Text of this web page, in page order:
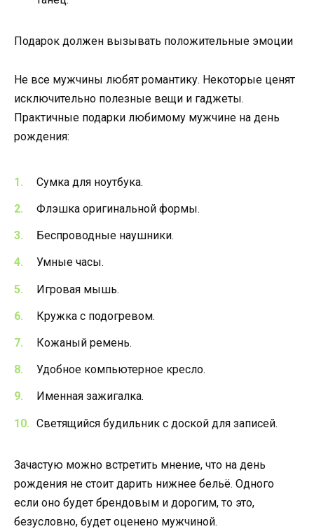
Подарок должен вызывать положительные эмоции
Не все мужчины любят романтику. Некоторые ценят
исключительно полезные вещи и гаджеты.
Практичные подарки любимому мужчине на день
рождения:
Сумка для ноутбука.
Флэшка оригинальной формы.
Беспроводные наушники.
Умные часы.
Игровая мышь.
Кружка с подогревом.
Кожаный ремень.
Удобное компьютерное кресло.
Именная зажигалка.
Светящийся будильник с доской для записей.
Зачастую можно встретить мнение, что на день
рождения не стоит дарить нижнее бельё. Одного
если оно будет брендовым и дорогим, то это,
безусловно, будет оценено мужчиной.